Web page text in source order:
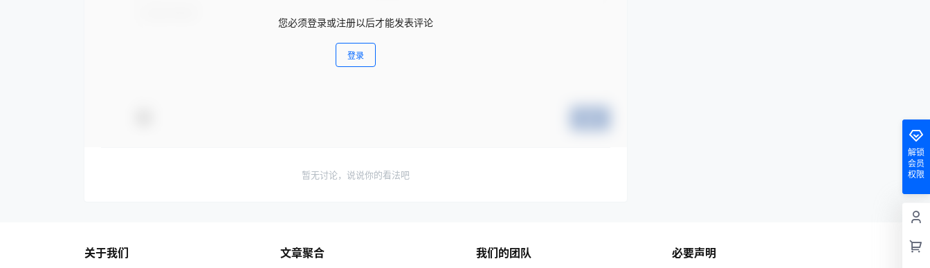
您必须登录或注册以后才能发表评论
登录
暂无讨论，说说你的看法吧
解锁
会员
权限
关于我们 文章聚合 我们的团队 必要声明